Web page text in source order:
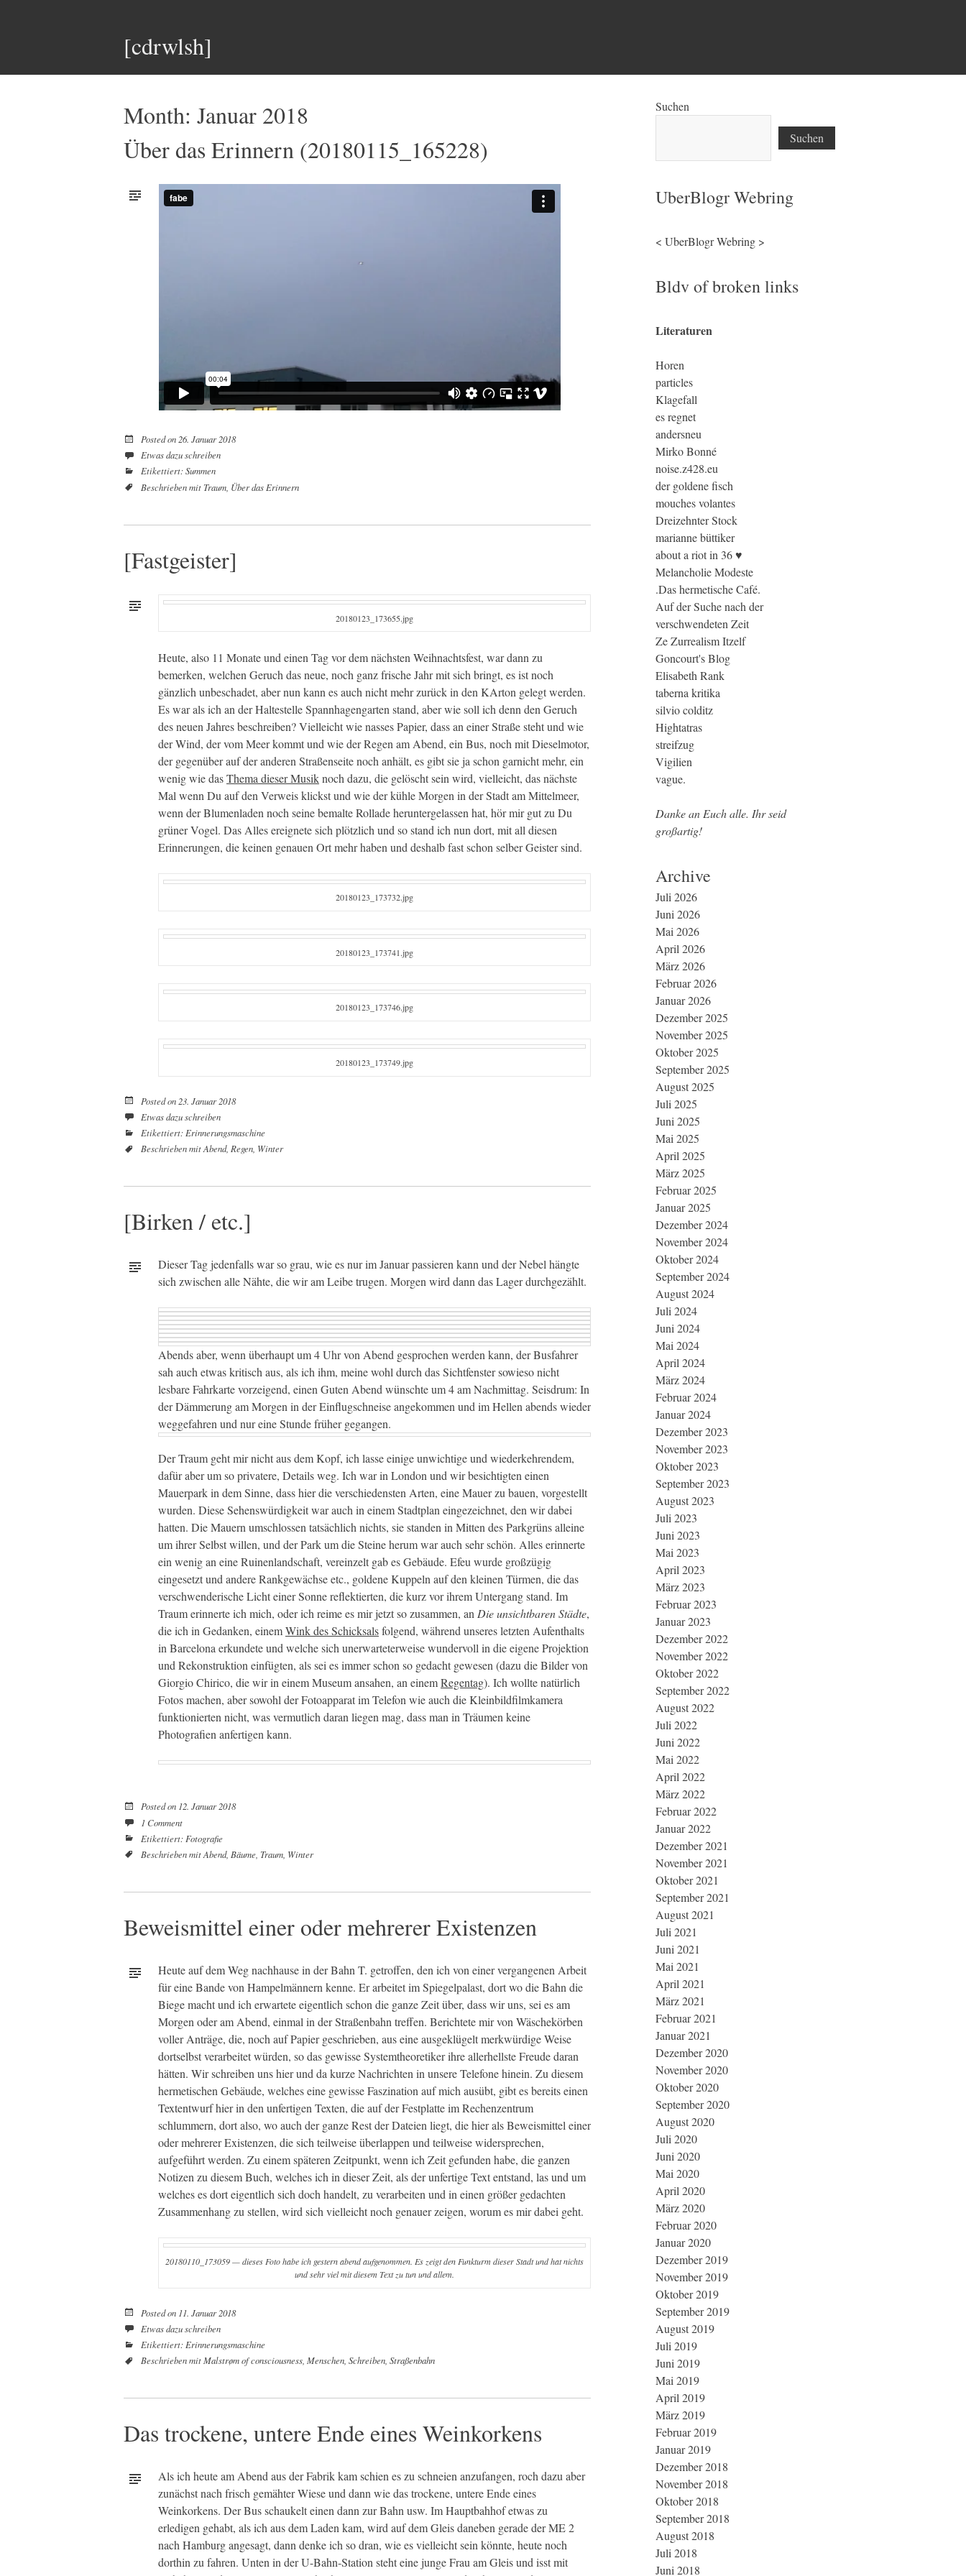
[cdrwlsh]
Month: Januar 2018
Über das Erinnern (20180115_165228)
Posted on 26. Januar 2018
Etwas dazu schreiben
Etikettiert:Summen
Beschrieben mit Traum Über das Erinnern
[Fastgeister]
20180123_173655.jpg
Heute, also 11 Monate und einen Tag vor dem nächsten Weihnachtsfest, war dann zu
bemerken, welchen Geruch das neue, noch ganz frische Jahr mit sich bringt, es ist noch
gänzlich unbeschadet, aber nun kann es auch nicht mehr zurück in den KArton gelegt werden.
Es war als ich an der Haltestelle Spannhagengarten stand, aber wie soll ich denn den Geruch
des neuen Jahres beschreiben? Vielleicht wie nasses Papier, dass an einer Straße steht und wie
der Wind, der vom Meer kommt und wie der Regen am Abend, ein Bus, noch mit Dieselmotor,
der gegenüber auf der anderen Straßenseite noch anhält, es gibt sie ja schon garnicht mehr, ein
wenig wie dasThema dieser Musiknoch dazu, die gelöscht sein wird, vielleicht, das nächste
Mal wenn Du auf den Verweis klickst und wie der kühle Morgen in der Stadt am Mittelmeer,
wenn der Blumenladen noch seine bemalte Rollade heruntergelassen hat, hör mir gut zu Du
grüner Vogel. Das Alles ereignete sich plötzlich und so stand ich nun dort, mit all diesen
Erinnerungen, die keinen genauen Ort mehr haben und deshalb fast schon selber Geister sind.
20180123_173732.jpg
20180123_173741.jpg
20180123_173746.jpg
20180123_173749.jpg
Posted on 23. Januar 2018
Etwas dazu schreiben
Etikettiert: Erinnerungsmaschine
Beschrieben mitAbend, Regen Winter
[Birken / etc.]
Dieser Tag jedenfalls war so grau, wie es nur im Januar passieren kann und der Nebel hängte
sich zwischen alle Nähte, die wir am Leibe trugen. Morgen wird dann das Lager durchgezählt.
Abends aber, wenn überhaupt um 4 Uhr von Abend gesprochen werden kann, der Busfahrer
sah auch etwas kritisch aus, als ich ihm, meine wohl durch das Sichtfenster sowieso nicht
lesbare Fahrkarte vorzeigend, einen Guten Abend wünschte um 4 am Nachmittag. Seisdrum: In
der Dämmerung am Morgen in der Einflugschneise angekommen und im Hellen abends wieder
weggefahren und nur eine Stunde früher gegangen.
Der Traum geht mir nicht aus dem Kopf, ich lasse einige unwichtige und wiederkehrendem,
dafür aber um so privatere, Details weg. Ich war in London und wir besichtigten einen
Mauerpark in dem Sinne, dass hier die verschiedensten Arten, eine Mauer zu bauen, vorgestellt
wurden. Diese Sehenswürdigkeit war auch in einem Stadtplan eingezeichnet, den wir dabei
hatten. Die Mauern umschlossen tatsächlich nichts, sie standen in Mitten des Parkgrüns alleine
um ihrer Selbst willen, und der Park um die Steine herum war auch sehr schön. Alles erinnerte
ein wenig an eine Ruinenlandschaft, vereinzelt gab es Gebäude. Efeu wurde großzügig
eingesetzt und andere Rankgewächse etc., goldene Kuppeln auf den kleinen Türmen, die das
verschwenderische Licht einer Sonne reflektierten, die kurz vor ihrem Untergang stand. Im
Traum erinnerte ich mich, oder ich reime es mir jetzt so zusammen, anDie unsichtbaren Städte,
die ich in Gedanken, einemWink des Schicksalsfolgend, während unseres letzten Aufenthalts
in Barcelona erkundete und welche sich unerwarteterweise wundervoll in die eigene Projektion
und Rekonstruktion einfügten, als sei es immer schon so gedacht gewesen (dazu die Bilder von
Giorgio Chirico, die wir in einem Museum ansahen, an einemRegentag). Ich wollte natürlich
Fotos machen, aber sowohl der Fotoapparat im Telefon wie auch die Kleinbildfilmkamera
funktionierten nicht, was vermutlich daran liegen mag, dass man in Träumen keine
Photografien anfertigen kann.
Posted on 12. Januar 2018
1 Comment
Etikettiert: Fotografie
Beschrieben mitAbend, Bäume Traum Winter
Beweismittel einer oder mehrerer Existenzen
Heute auf dem Weg nachhause in der Bahn T. getroffen, den ich von einer vergangenen Arbeit
für eine Bande von Hampelmännern kenne. Er arbeitet im Spiegelpalast, dort wo die Bahn die
Biege macht und ich erwartete eigentlich schon die ganze Zeit über, dass wir uns, sei es am
Morgen oder am Abend, einmal in der Straßenbahn treffen. Berichtete mir von Wäschekörben
voller Anträge, die, noch auf Papier geschrieben, aus eine ausgeklügelt merkwürdige Weise
dortselbst verarbeitet würden, so das gewisse Systemtheoretiker ihre allerhellste Freude daran
hätten. Wir schreiben uns hier und da kurze Nachrichten in unsere Telefone hinein. Zu diesem
hermetischen Gebäude, welches eine gewisse Faszination auf mich ausübt, gibt es bereits einen
Textentwurf hier in den unfertigen Texten, die auf der Festplatte im Rechenzentrum
schlummern, dort also, wo auch der ganze Rest der Dateien liegt, die hier als Beweismittel einer
oder mehrerer Existenzen, die sich teilweise überlappen und teilweise widersprechen,
aufgeführt werden. Zu einem späteren Zeitpunkt, wenn ich Zeit gefunden habe, die ganzen
Notizen zu diesem Buch, welches ich in dieser Zeit, als der unfertige Text entstand, las und um
welches es dort eigentlich sich doch handelt, zu verarbeiten und in einen größer gedachten
Zusammenhang zu stellen, wird sich vielleicht noch genauer zeigen, worum es mir dabei geht.
20180110_173059 — dieses Foto habe ich gestern abend aufgenommen. Es zeigt den Funkturm dieser Stadt und hat nichts
und sehr viel mit diesem Text zu tun und allem.
Posted on 11. Januar 2018
Etwas dazu schreiben
Etikettiert: Erinnerungsmaschine
Beschrieben mitMalstrøm of consciousness Menschen Schreiben Straßenbahn
Das trockene, untere Ende eines Weinkorkens
Als ich heute am Abend aus der Fabrik kam schien es zu schneien anzufangen, roch dazu aber
zunächst nach frisch gemähter Wiese und dann wie das trockene, untere Ende eines
Weinkorkens. Der Bus schaukelt einen dann zur Bahn usw. Im Hauptbahhof etwas zu
erledigen gehabt, als ich aus dem Laden kam, wird auf dem Gleis daneben gerade der ME 2
nach Hamburg angesagt, dann denke ich so dran, wie es vielleicht sein könnte, heute noch
dorthin zu fahren. Unten in der U-Bahn-Station steht eine junge Frau am Gleis und isst mit
Suchen
Suchen
UberBlogr Webring
< UberBlogr Webring >
Bldv of broken links
Literaturen
Horen
particles
Klagefall
es regnet
andersneu
Mirko Bonné
noise.z428.eu
der goldene fisch
mouches volantes
Dreizehnter Stock
marianne büttiker
about a riot in 36 ♥
Melancholie Modeste
.Das hermetische Café.
Auf der Suche nach der
verschwendeten Zeit
Ze Zurrealism Itzelf
Goncourt's Blog
Elisabeth Rank
taberna kritika
silvio colditz
Hightatras
streifzug
Vigilien
vague.
Danke an Euch alle. Ihr seid
großartig!
Archive
Juli 2026
Juni 2026
Mai 2026
April 2026
März 2026
Februar 2026
Januar 2026
Dezember 2025
November 2025
Oktober 2025
September 2025
August 2025
Juli 2025
Juni 2025
Mai 2025
April 2025
März 2025
Februar 2025
Januar 2025
Dezember 2024
November 2024
Oktober 2024
September 2024
August 2024
Juli 2024
Juni 2024
Mai 2024
April 2024
März 2024
Februar 2024
Januar 2024
Dezember 2023
November 2023
Oktober 2023
September 2023
August 2023
Juli 2023
Juni 2023
Mai 2023
April 2023
März 2023
Februar 2023
Januar 2023
Dezember 2022
November 2022
Oktober 2022
September 2022
August 2022
Juli 2022
Juni 2022
Mai 2022
April 2022
März 2022
Februar 2022
Januar 2022
Dezember 2021
November 2021
Oktober 2021
September 2021
August 2021
Juli 2021
Juni 2021
Mai 2021
April 2021
März 2021
Februar 2021
Januar 2021
Dezember 2020
November 2020
Oktober 2020
September 2020
August 2020
Juli 2020
Juni 2020
Mai 2020
April 2020
März 2020
Februar 2020
Januar 2020
Dezember 2019
November 2019
Oktober 2019
September 2019
August 2019
Juli 2019
Juni 2019
Mai 2019
April 2019
März 2019
Februar 2019
Januar 2019
Dezember 2018
November 2018
Oktober 2018
September 2018
August 2018
Juli 2018
Juni 2018